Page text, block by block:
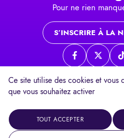
Pour ne rien
S’INSCRIRE À LA
Page Facebook
Page
ContactsMentions légalesUn
Réalisation
Ce site utilise des cookies et vous
que vous souhaitez activer
TOUT ACCEPTER